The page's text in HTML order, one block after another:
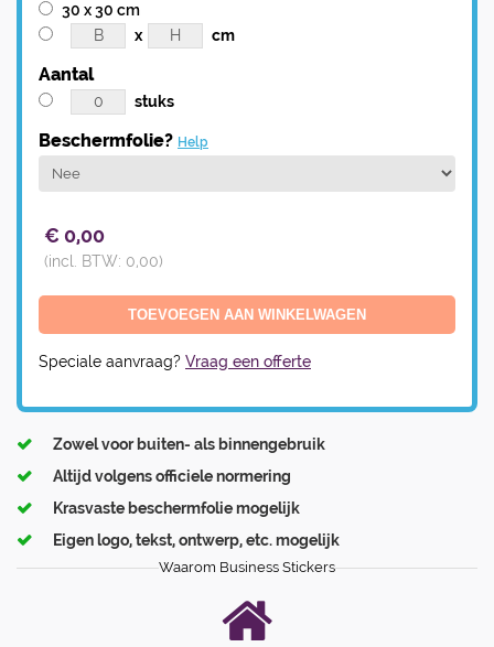
30 x 30 cm
x
cm
Aantal
stuks
Beschermfolie? Help
€ 0,00
(incl. BTW: 0,00)
Speciale aanvraag? Vraag een offerte
Zowel voor buiten- als binnengebruik
Altijd volgens officiele normering
Krasvaste beschermfolie mogelijk
Eigen logo, tekst, ontwerp, etc. mogelijk
Waarom Business Stickers